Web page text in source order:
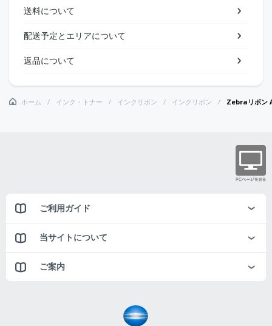
送料について
配送予定とエリアについて
返品について
ホーム インク・トナー インクリボン インクリボン Zebraリボン
ご利用ガイド
当サイトについて
ご案内